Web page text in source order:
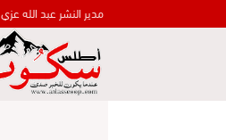
مدير النشر عبد الله عزي